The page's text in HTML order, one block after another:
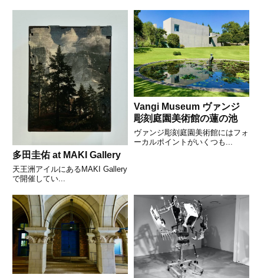
多田圭佑 at MAKI Gallery
天王洲アイルにあるMAKI Gallery
で開催してい...
Vangi Museum ヴァンジ
彫刻庭園美術館の蓮の池
ヴァンジ彫刻庭園美術館にはフォ
ーカルポイントがいくつも...